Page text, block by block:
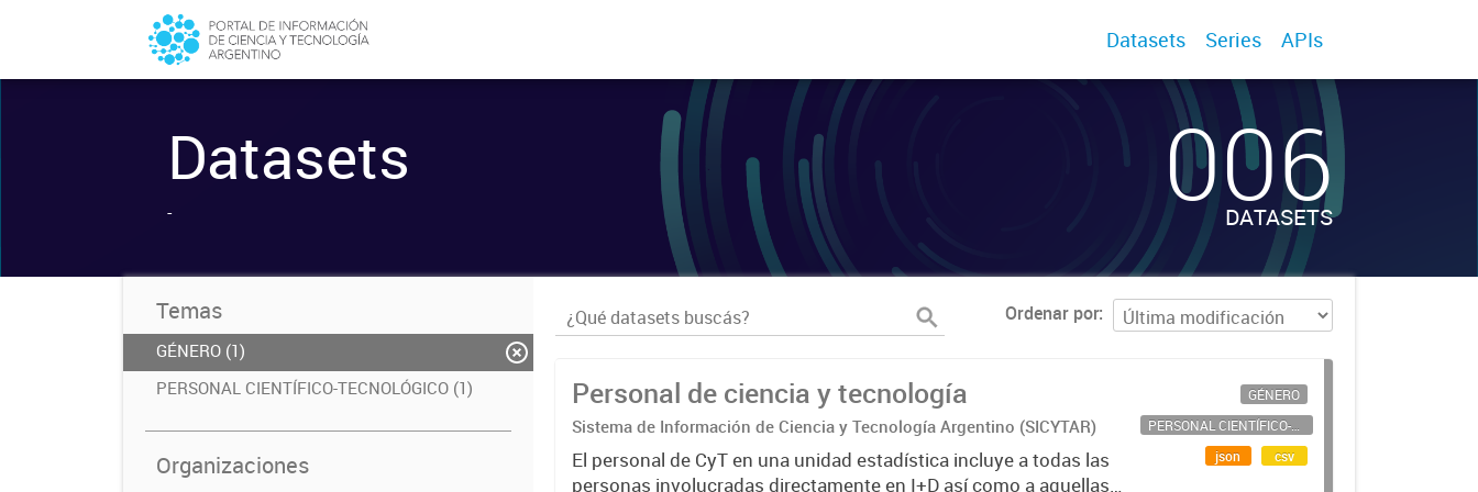
Datasets Series APIs
Datasets
- 006
DATASETS
Temas
GÉNERO (1)
PERSONAL CIENTÍFICO-TECNOLÓGICO (1)
Organizaciones
Ordenar por
Personal de ciencia y tecnología
Sistema de Información de Ciencia y Tecnología Argentino (SICYTAR)
El personal de CyT en una unidad estadística incluye a todas las
personas involucradas directamente en I+D así como a aquellas
GÉNERO
PERSONAL CIENTÍFICO-TECNOLÓGICO
json
csv